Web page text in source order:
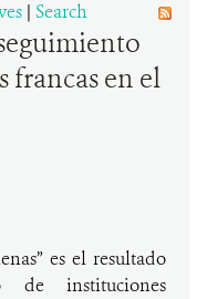
| Search
francas en el
es el resultado
de instituciones